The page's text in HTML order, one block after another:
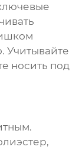
Учитывайте
носить под